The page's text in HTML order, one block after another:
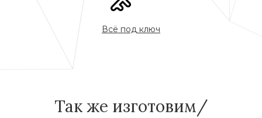
Всё под ключ
Так же изготовим/